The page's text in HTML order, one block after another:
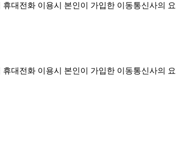
휴대전화 이용시 본인이 가입한 이동통신사의 요
휴대전화 이용시 본인이 가입한 이동통신사의 요